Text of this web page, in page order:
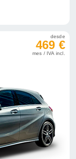
desde
469 €
mes / IVA incl.